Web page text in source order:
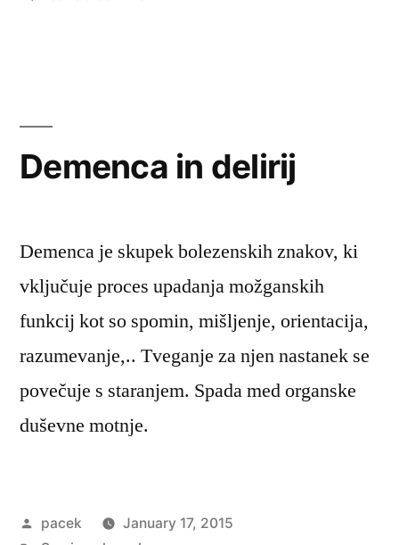
Demenca in delirij
Demenca je skupek bolezenskih znakov, ki
vključuje proces upadanja možganskih
funkcij kot so spomin, mišljenje, orientacija,
razumevanje,.. Tveganje za njen nastanek se
povečuje s staranjem. Spada med organske
duševne motnje.
Posted
pacek
January 17, 2015